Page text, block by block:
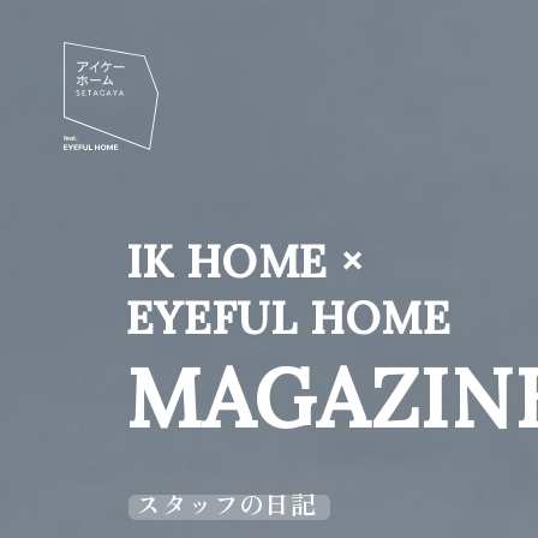
IK HOME ×
EYEFUL HOME
スタッフの日記